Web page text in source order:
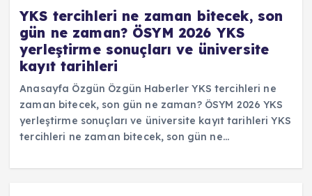
YKS tercihleri ne zaman bitecek, son
gün ne zaman? ÖSYM 2026 YKS
yerleştirme sonuçları ve üniversite
kayıt tarihleri
Anasayfa Özgün Özgün Haberler YKS tercihleri ne
zaman bitecek, son gün ne zaman? ÖSYM 2026 YKS
yerleştirme sonuçları ve üniversite kayıt tarihleri YKS
tercihleri ne zaman bitecek, son gün ne…